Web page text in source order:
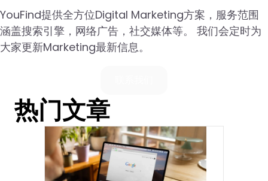
YouFind提供全方位Digital Marketing方案，服务范围
涵盖搜索引擎，网络广告，社交媒体等。 我们会定时为
大家更新Marketing最新信息。
热门文章